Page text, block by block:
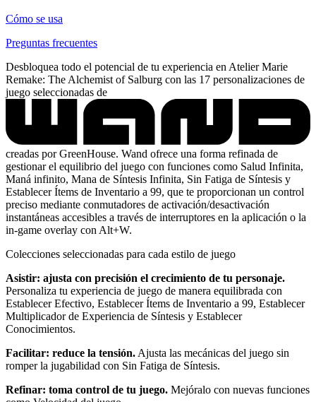
Cómo se usa
Preguntas frecuentes
Desbloquea todo el potencial de tu experiencia en Atelier Marie
Remake: The Alchemist of Salburg con las 17 personalizaciones de
juego seleccionadas de
creadas por GreenHouse. Wand ofrece una forma refinada de
gestionar el equilibrio del juego con funciones como Salud Infinita,
Maná infinito, Mana de Síntesis Infinita, Sin Fatiga de Síntesis y
Establecer Ítems de Inventario a 99, que te proporcionan un control
preciso mediante conmutadores de activación/desactivación
instantáneas accesibles a través de interruptores en la aplicación o la
in-game overlay con Alt+W.
Colecciones seleccionadas para cada estilo de juego
Asistir: ajusta con precisión el crecimiento de tu personaje.
Personaliza tu experiencia de juego de manera equilibrada con
Establecer Efectivo, Establecer Ítems de Inventario a 99, Establecer
Multiplicador de Experiencia de Síntesis y Establecer
Conocimientos.
Facilitar: reduce la tensión. Ajusta las mecánicas del juego sin
romper la jugabilidad con Sin Fatiga de Síntesis.
Refinar: toma control de tu juego. Mejóralo con nuevas funciones